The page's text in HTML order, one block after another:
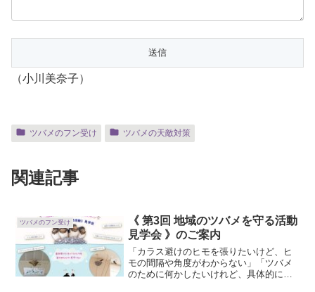
（小川美奈子）
ツバメのフン受け ツバメの天敵対策
関連記事
ツバメのフン受け
《 第3回 地域のツバメを守る活動
見学会 》のご案内
「カラス避けのヒモを張りたいけど、ヒ
モの間隔や角度がわからない」「ツバメ
のために何かしたいけれど、具体的にど